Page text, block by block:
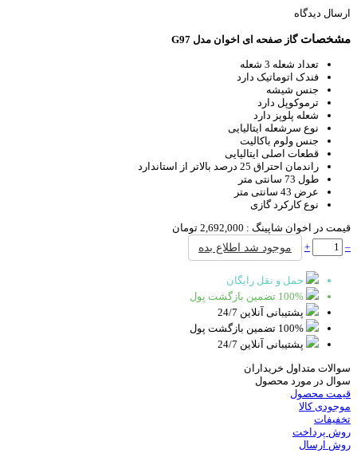
ارسال دیدگاه
مشخصاتگاز صفحه ای اخوان مدل G97
تعداد شعله 3 شعله
فندک اتوماتیک دارد
جنس شیشه
ترموکوپل دارد
شعله پلوپز دارد
نوع سرشعله ایتالیایی
جنس ولوم باکالیت
قطعات اصلی ایتالیایی
راندمان احتراق 25 درصد بالاتر از استاندارد
طول 73 سانتی متر
عرض 43 سانتی متر
نوع کارکردگازی
قیمت در اخوان شاپینگ : 2,692,000 تومان
–
+ موجود شد اطلاع بده
حمل و نقل رایگان
پشتیبانی آنلاین 24/7
پشتیبانی آنلاین 24/7
سوالات متداول خریداران
سوال در مورد محصول
قیمت محصول
موجودی کالا
تخفیفات
روش پرداخت
روش ارسال